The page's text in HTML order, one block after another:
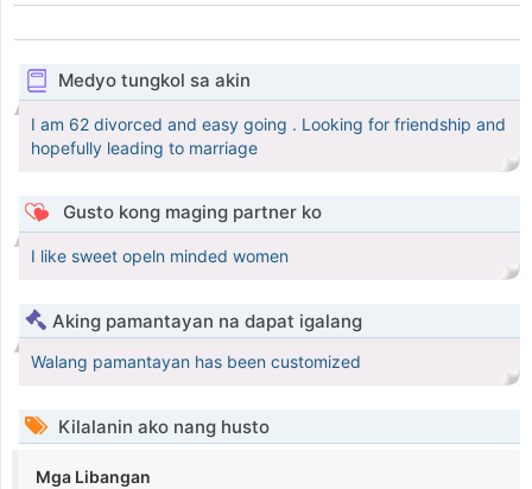
Medyo tungkol sa akin
I am 62 divorced and easy going . Looking for friendship and
hopefully leading to marriage
Gusto kong maging partner ko
I like sweet opeln minded women
Aking pamantayan na dapat igalang
Walang pamantayan has been customized
Kilalanin ako nang husto
Mga Libangan